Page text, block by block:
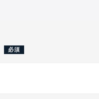
必須